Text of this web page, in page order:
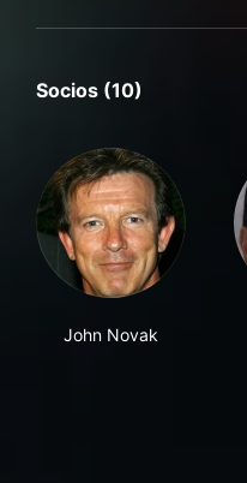
Socios (10)
John Novak